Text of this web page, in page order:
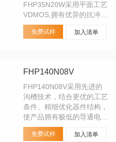
FHP35N20W采用平面工艺
VDMOS,拥有优异的抗冲击
特性前提下优化Rdson、
Qg、trr等参数，从而广泛
代型号：IRFB31N20D 等
免费试样 加入清单
FHP140N08V
FHP140N08V采用先进的
沟槽技术，结合更优的工艺
条件、精细优化器件结构，
使产品拥有极低的导通电阻
并优化了开关特性和可靠
性。该晶体管可提供TO-
免费试样 加入清单